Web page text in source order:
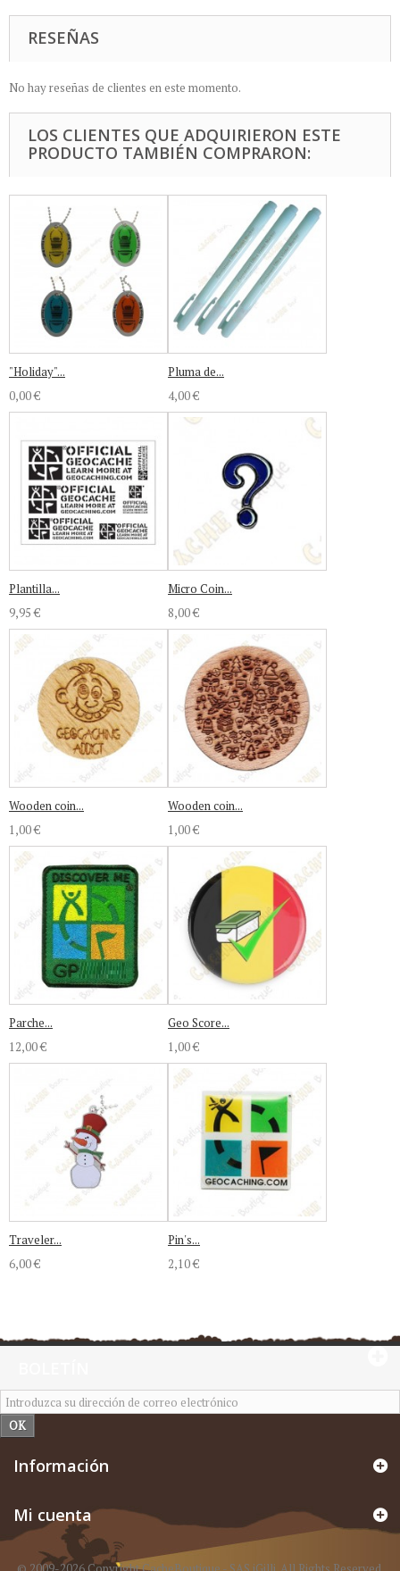
RESEÑAS
No hay reseñas de clientes en este momento.
LOS CLIENTES QUE ADQUIRIERON ESTE
PRODUCTO TAMBIÉN COMPRARON:
"Holiday"...
0,00 €
Pluma de...
4,00 €
Plantilla...
9,95 €
Micro Coin...
8,00 €
Wooden coin...
1,00 €
Wooden coin...
1,00 €
Parche...
12,00 €
Geo Score...
1,00 €
Traveler...
6,00 €
Pin's...
2,10 €
OK
Información
Mi cuenta